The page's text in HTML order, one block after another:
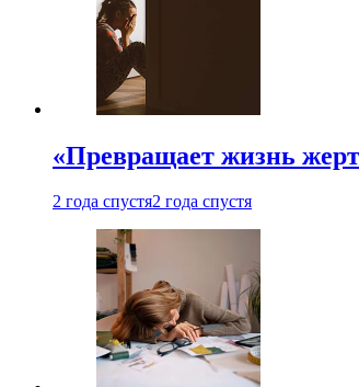
«Превращает жизнь
2 года спустя2 года спустя